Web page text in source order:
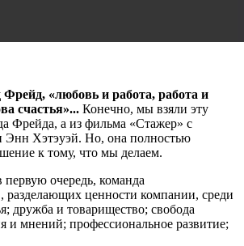
«любовь и работа, работа и
счастья»... Конечно, мы взяли эту
Фрейда, а из фильма «Стажер» с
Энн Хэтэуэй. Но, она полностью
к тому, что мы делаем.
очередь, команда
ценности компании, среди
дружба и товарищество; свобода
и мнений; профессиональное развитие;